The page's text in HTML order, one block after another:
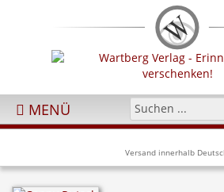
MENÜ
Versand innerhalb